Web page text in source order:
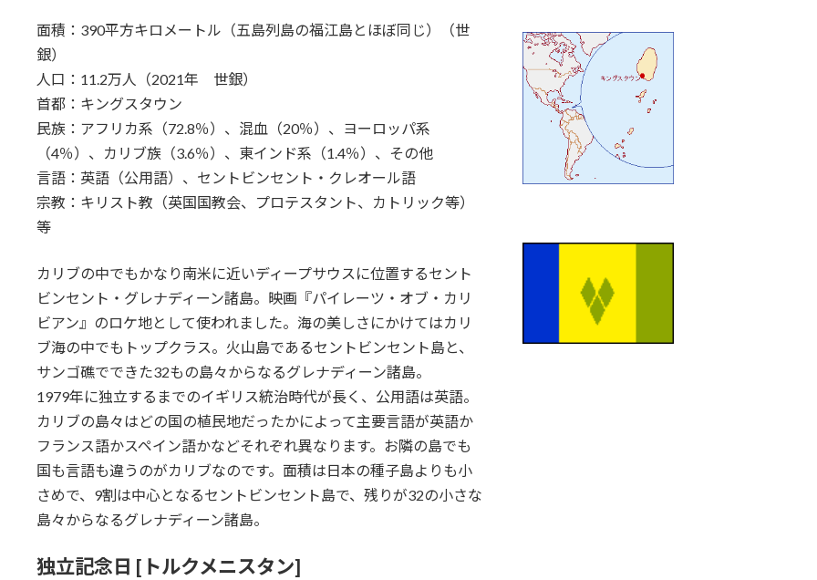
面積：390平方キロメートル（五島列島の福江島とほぼ同じ）（世
銀）
人口：11.2万人（2021年 世銀）
首都：キングスタウン
民族：アフリカ系（72.8％）、混血（20％）、ヨーロッパ系
（4％）、カリブ族（3.6％）、東インド系（1.4％）、その他
言語：英語（公用語）、セントビンセント・クレオール語
宗教：キリスト教（英国国教会、プロテスタント、カトリック等）
等
カリブの中でもかなり南米に近いディープサウスに位置するセント
ビンセント・グレナディーン諸島。映画『パイレーツ・オブ・カリ
ビアン』のロケ地として使われました。海の美しさにかけてはカリ
ブ海の中でもトップクラス。火山島であるセントビンセント島と、
サンゴ礁でできた32もの島々からなるグレナディーン諸島。
1979年に独立するまでのイギリス統治時代が長く、公用語は英語。
カリブの島々はどの国の植民地だったかによって主要言語が英語か
フランス語かスペイン語かなどそれぞれ異なります。お隣の島でも
国も言語も違うのがカリブなのです。面積は日本の種子島よりも小
さめで、9割は中心となるセントビンセント島で、残りが32の小さな
島々からなるグレナディーン諸島。
独立記念日 [トルクメニスタン]